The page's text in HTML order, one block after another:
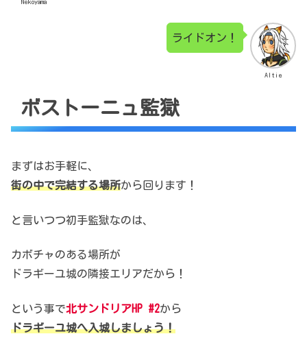
Nekoyama
Altie
ライドオン！
ボストーニュ監獄
まずはお手軽に、
街の中で完結する場所から回ります！
と言いつつ初手監獄なのは、
カボチャのある場所が
ドラギーユ城の隣接エリアだから！
という事で北サンドリアHP #2から
ドラギーユ城へ入城しましょう！